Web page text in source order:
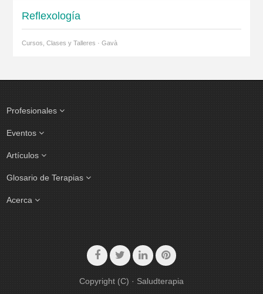
Reflexología
Cursos, Clases y Talleres · Gavà
Profesionales
Eventos
Artículos
Glosario de Terapias
Acerca
Copyright (C) · Saludterapia